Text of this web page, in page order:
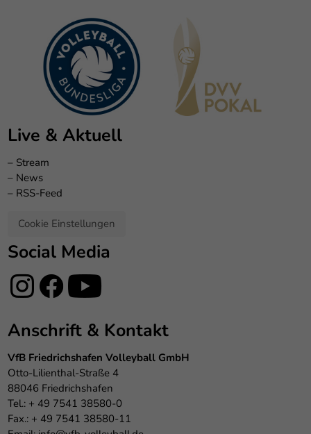
Live & Aktuell
– Stream
– News
– RSS-Feed
Cookie Einstellungen
Social Media
Anschrift & Kontakt
VfB Friedrichshafen Volleyball GmbH
Otto-Lilienthal-Straße 4
88046 Friedrichshafen
Tel.: + 49 7541 38580-0
Fax.: + 49 7541 38580-11